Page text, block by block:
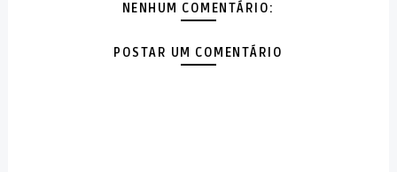
NENHUM COMENTÁRIO:
POSTAR UM COMENTÁRIO